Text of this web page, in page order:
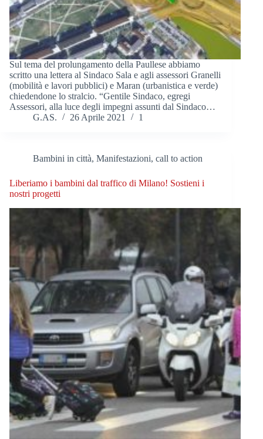
Sul tema del prolungamento della Paullese abbiamo
scritto una lettera al Sindaco Sala e agli assessori Granelli
(mobilità e lavori pubblici) e Maran (urbanistica e verde)
chiedendone lo stralcio. “Gentile Sindaco, egregi
Assessori, alla luce degli impegni assunti dal Sindaco…
G.AS.
26 Aprile 2021 1
Bambini in città, Manifestazioni, call to action
Liberiamo i bambini dal traffico di Milano! Sostieni i
nostri progetti